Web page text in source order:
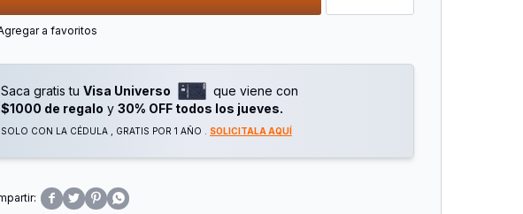
Saca gratis tu Visa Universo
que viene con
$1000 de regalo y 30% OFF todos los jueves.
SOLO CON LA CÉDULA , GRATIS POR 1 AÑO . SOLICITALA AQUÍ
   